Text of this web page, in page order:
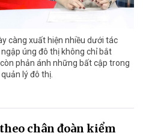
càng xuất hiện nhiều dưới tác
úng đô thị không chỉ bắt
phản ánh những bất cập trong
lý đô thị.
chân đoàn kiểm